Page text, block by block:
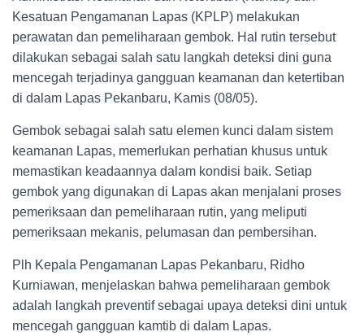
Kesatuan Pengamanan Lapas (KPLP) melakukan
perawatan dan pemeliharaan gembok. Hal rutin tersebut
dilakukan sebagai salah satu langkah deteksi dini guna
mencegah terjadinya gangguan keamanan dan ketertiban
di dalam Lapas Pekanbaru, Kamis (08/05).
Gembok sebagai salah satu elemen kunci dalam sistem
keamanan Lapas, memerlukan perhatian khusus untuk
memastikan keadaannya dalam kondisi baik. Setiap
gembok yang digunakan di Lapas akan menjalani proses
pemeriksaan dan pemeliharaan rutin, yang meliputi
pemeriksaan mekanis, pelumasan dan pembersihan.
Plh Kepala Pengamanan Lapas Pekanbaru, Ridho
Kurniawan, menjelaskan bahwa pemeliharaan gembok
adalah langkah preventif sebagai upaya deteksi dini untuk
mencegah gangguan kamtib di dalam Lapas.